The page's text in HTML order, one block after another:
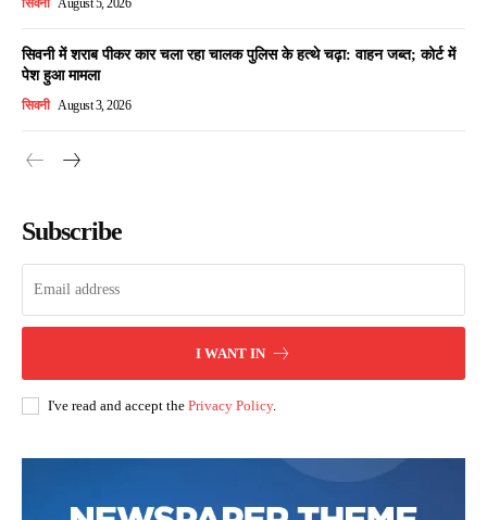
सिवनी August 5, 2026
सिवनी में शराब पीकर कार चला रहा चालक पुलिस के हत्थे चढ़ा: वाहन जब्त; कोर्ट में
पेश हुआ मामला
सिवनी August 3, 2026
Subscribe
I WANT IN
I've read and accept the Privacy Policy.